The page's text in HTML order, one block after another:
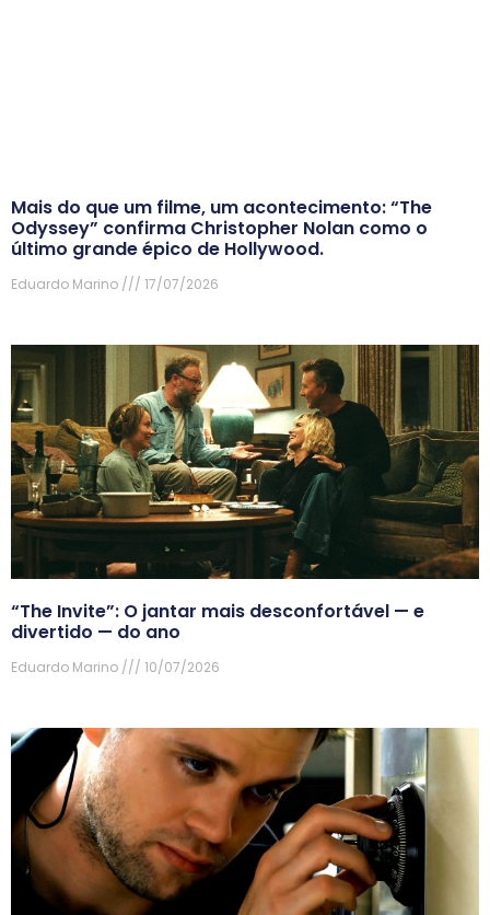
Mais do que um filme, um acontecimento: “The
Odyssey” confirma Christopher Nolan como o
último grande épico de Hollywood.
Eduardo Marino 17/07/2026
“The Invite”: O jantar mais desconfortável — e
divertido — do ano
Eduardo Marino 10/07/2026